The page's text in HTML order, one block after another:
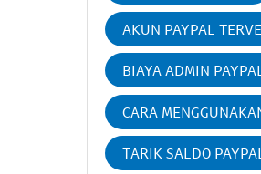
AKUN PAYPAL
BIAYA ADMIN
CARA
TARIK SALDO